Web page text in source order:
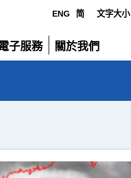
ENG 简 文字大小
子服務
關於我們
展